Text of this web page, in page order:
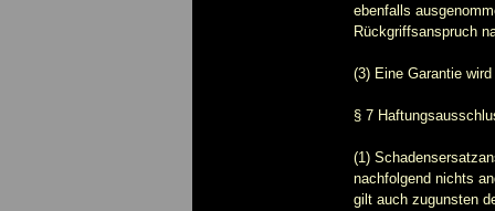
ebenfalls
Rückgriffsanspruch
(3) Eine Garantie
§ 7
(1)
nachfolgend nichts
gilt auch zugunsten